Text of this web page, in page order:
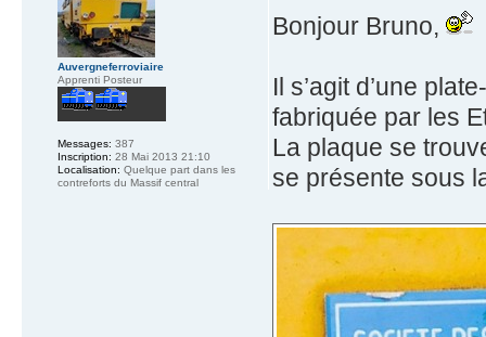
Bonjour Bruno,
Il s’agit d’une
fabriquée par les
La plaque se
se présente sous
Auvergneferroviaire
Apprenti Posteur
Messages: 387
Inscription: 28 Mai 2013 21:10
Localisation: Quelque part dans les
contreforts du Massif central